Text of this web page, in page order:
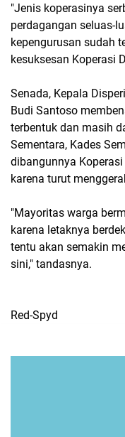
"Jenis koperasinya
perdagangan seluas-
kepengurusan sudah
kesuksesan Koperasi
Senada, Kepala
Budi Santoso
terbentuk dan masih
Sementara, Kades
dibangunnya
karena turut
"Mayoritas warga
karena letaknya
tentu akan semakin
sini," tandasnya.
Red-Spyd